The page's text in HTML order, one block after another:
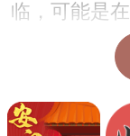
临，可能是
捞鱼的场景
捞取好运，
些好消息降